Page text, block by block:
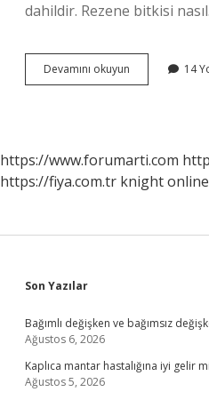
dahildir. Rezene bitkisi
Devamını okuyun
Ve
14
https://www.forumarti.com
https://fiya.com.tr knight online
Sidebar
Son Yazılar
Bağımlı değişken ve bağımsız
Ağustos 6, 2026
Kaplıca mantar hastalığına iyi gelir
Ağustos 5, 2026